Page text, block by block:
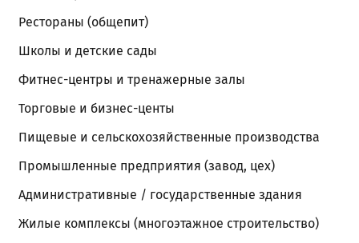
Рестораны (общепит)
Школы и детские сады
Фитнес-центры и тренажерные залы
Торговые и бизнес-центы
Пищевые и сельскохозяйственные производства
Промышленные предприятия (завод, цех)
Административные / государственные здания
Жилые комплексы (многоэтажное строительство)